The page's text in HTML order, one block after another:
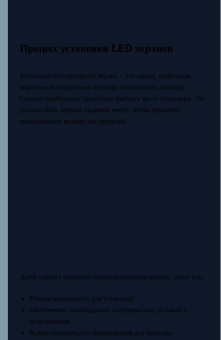
Процесс установки LED экранов
Установка светодиодного экрана – это задача, требующая
тщательной подготовки и профессионального подхода.
Сначала необходимо правильно выбрать место установки. Это
должно быть хорошо видимое место, чтобы привлечь
максимальное количество зрителей.
Далее следует провести подготовительные работы, такие как:
Ровная поверхность для установки.
Обеспечение необходимых электрических условий и
подключения.
Выбор подходящего оборудования для монтажа.